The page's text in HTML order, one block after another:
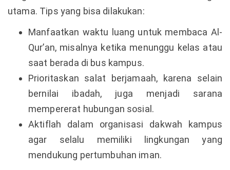
utama. Tips yang bisa dilakukan:
Manfaatkan waktu luang untuk membaca Al-
Qur’an, misalnya ketika menunggu kelas atau
saat berada di bus kampus.
Prioritaskan salat berjamaah, karena selain
bernilai ibadah, juga menjadi sarana
mempererat hubungan sosial.
Aktiflah dalam organisasi dakwah kampus
agar selalu memiliki lingkungan yang
mendukung pertumbuhan iman.